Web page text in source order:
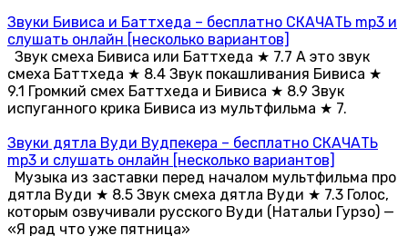
Звуки Бивиса и Баттхеда – бесплатно СКАЧАТЬ mp3 и
слушать онлайн [несколько вариантов]
Звук смеха Бивиса или Баттхеда ★ 7.7 А это звук
смеха Баттхеда ★ 8.4 Звук покашливания Бивиса ★
9.1 Громкий смех Баттхеда и Бивиса ★ 8.9 Звук
испуганного крика Бивиса из мультфильма ★ 7.
Звуки дятла Вуди Вудпекера – бесплатно СКАЧАТЬ
mp3 и слушать онлайн [несколько вариантов]
Музыка из заставки перед началом мультфильма про
дятла Вуди ★ 8.5 Звук смеха дятла Вуди ★ 7.3 Голос,
которым озвучивали русского Вуди (Натальи Гурзо) —
«Я рад что уже пятница»